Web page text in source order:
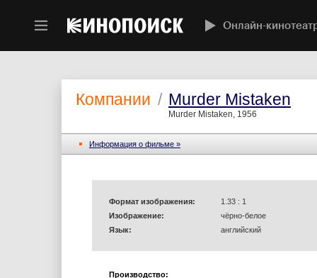
Онлайн-
Компании / Murder Mistaken
Murder Mistaken, 1956
Информация o фильме »
Формат изображения:
1.33 : 1
Изображение:
чёрно-белое
Язык:
английский
Производство: